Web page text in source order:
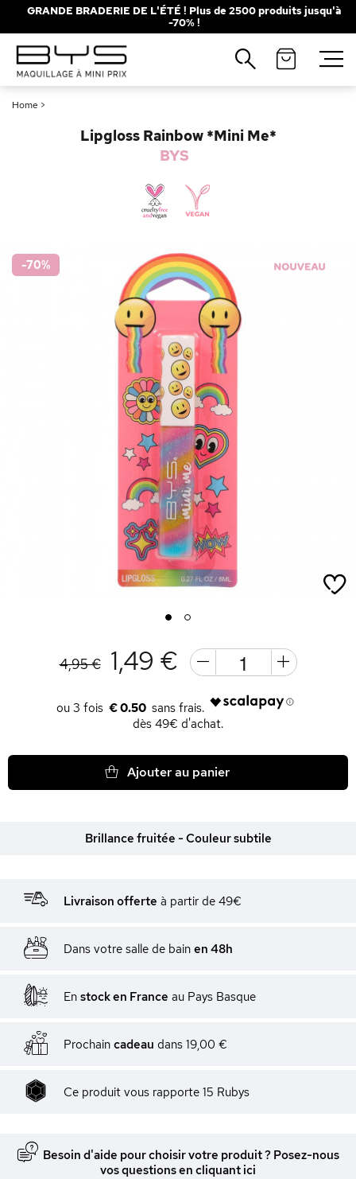
GRANDE BRADERIE DE L'ÉTÉ ! Plus de 2500 produits jusqu'à
-70% !
Home >
Lipgloss Rainbow *Mini Me*
BYS
-70%
1 2
4,95 € 1,49 €
€ 0.50
dès 49€ d'achat.
Ajouter au panier
Brillance fruitée - Couleur subtile
Livraison offerte à partir de 49€
Dans votre salle de bain en 48h
En stock en France au Pays Basque
Prochain cadeau dans 19,00 €
Ce produit vous rapporte 15 Rubys
Besoin d'aide pour choisir votre produit ? Posez-nous
vos questions en cliquant ici
Fermer
Recherches populaires
Solaire